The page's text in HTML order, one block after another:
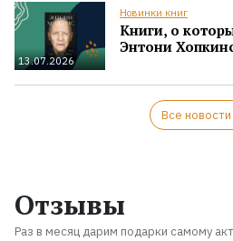
13.07.2026
Новинки книг
Книги, о
Энтони
Все новости
Отзывы
Раз в месяц дарим подарки самому